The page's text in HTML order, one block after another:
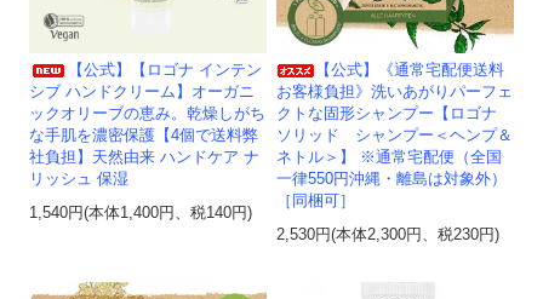
【公式】【ロゴナ インテン
シブ ハンドクリーム】オーガニ
ックオリーブの恵み。乾燥しがち
な手肌を濃密保護【4個で送料弊
社負担】天然由来 ハンドケア ナ
リッシュ 保湿
1,540円(本体1,400円、税140円)
【公式】《通常宅配便送料
お客様負担》洗いあがりパーフェ
クトな固形シャンプー【ロゴナ
ソリッド シャンプー＜ヘンプ＆
ネトル＞】 ※通常宅配便（全国
一律550円沖縄・離島は対象外）
［同梱可］
2,530円(本体2,300円、税230円)